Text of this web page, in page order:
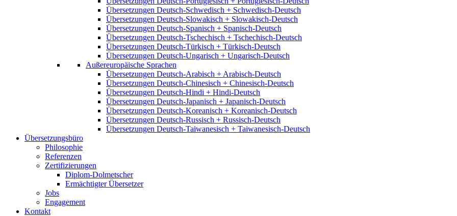
Übersetzungen Deutsch-Schwedisch + Schwedisch-Deutsch
Übersetzungen Deutsch-Slowakisch + Slowakisch-Deutsch
Übersetzungen Deutsch-Spanisch + Spanisch-Deutsch
Übersetzungen Deutsch-Tschechisch + Tschechisch-Deutsch
Übersetzungen Deutsch-Türkisch + Türkisch-Deutsch
Übersetzungen Deutsch-Ungarisch + Ungarisch-Deutsch
Außereuropäische Sprachen
Übersetzungen Deutsch-Arabisch + Arabisch-Deutsch
Übersetzungen Deutsch-Chinesisch + Chinesisch-Deutsch
Übersetzungen Deutsch-Hindi + Hindi-Deutsch
Übersetzungen Deutsch-Japanisch + Japanisch-Deutsch
Übersetzungen Deutsch-Koreanisch + Koreanisch-Deutsch
Übersetzungen Deutsch-Russisch + Russisch-Deutsch
Übersetzungen Deutsch-Taiwanesisch + Taiwanesisch-Deutsch
Übersetzungsbüro
Philosophie
Referenzen
Zertifizierungen
Diplom-Dolmetscher
Ermächtigter Übersetzer
Jobs
Engagement
Kontakt